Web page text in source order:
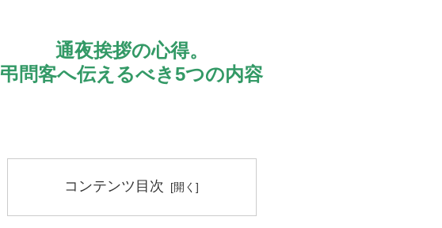
通夜挨拶の心得。
弔問客へ伝えるべき5つの内容
コンテンツ目次